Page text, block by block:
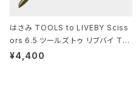
はさみ TOOLS to LIVEBY Sciss
ors 6.5 ツールズ トゥ リブバイ TL
010 シザーズ 6.5 ゴールド
¥4,400